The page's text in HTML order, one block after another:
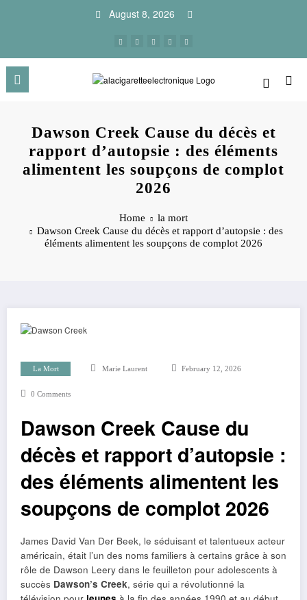
August 8, 2026
Dawson Creek Cause du décès et
rapport d’autopsie : des éléments
alimentent les soupçons de complot
2026
Home
la mort
Dawson Creek Cause du décès et rapport d’autopsie : des
éléments alimentent les soupçons de complot 2026
La Mort Marie Laurent February 12, 2026
0 Comments
Dawson Creek Cause du
décès et rapport d’autopsie :
des éléments alimentent les
soupçons de complot 2026
James David Van Der Beek, le séduisant et talentueux acteur
américain, était l’un des noms familiers à certains grâce à son
rôle de Dawson Leery dans le feuilleton pour adolescents à
succès Dawson’s Creek, série qui a révolutionné la